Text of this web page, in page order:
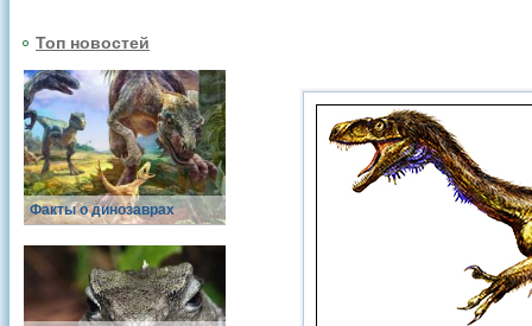
Топ новостей
Факты о динозаврах